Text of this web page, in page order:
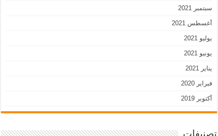
سبتمبر 2021
أغسطس 2021
يوليو 2021
يونيو 2021
يناير 2021
فبراير 2020
أكتوبر 2019